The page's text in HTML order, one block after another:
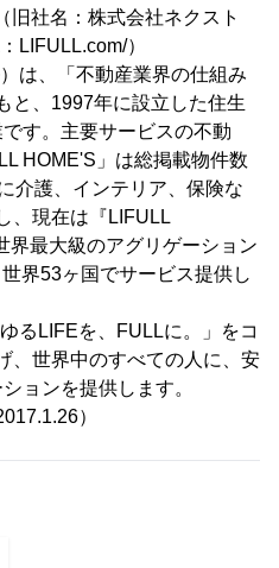
旧社名：株式会社ネクスト
LIFULL.com/）
は、「不動産業界の仕組み
と、1997年に設立した住生
す。主要サービスの不動
HOME'S」は総掲載物件数
介護、インテリア、保険な
、現在は『LIFULL
界最大級のアグリゲーション
界53ヶ国でサービス提供し
るLIFEを、FULLに。」をコ
、世界中のすべての人に、安
ョンを提供します。
）